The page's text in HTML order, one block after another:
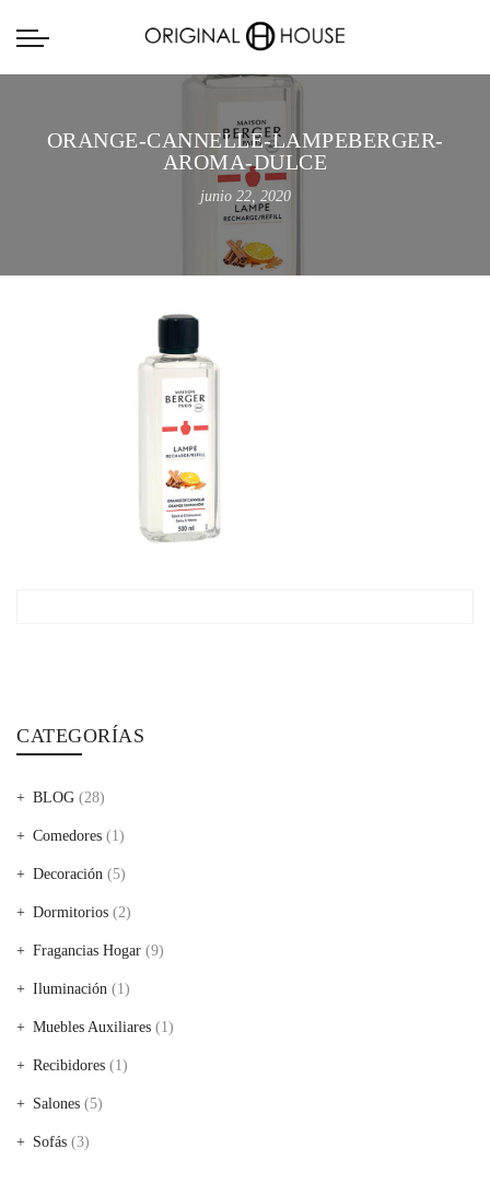
ORANGE-CANNELLE-LAMPEBERGER-
AROMA-DULCE
junio 22, 2020
CATEGORÍAS
BLOG (28)
Comedores (1)
Decoración (5)
Dormitorios (2)
Fragancias Hogar (9)
Iluminación (1)
Muebles Auxiliares (1)
Recibidores (1)
Salones (5)
Sofás (3)